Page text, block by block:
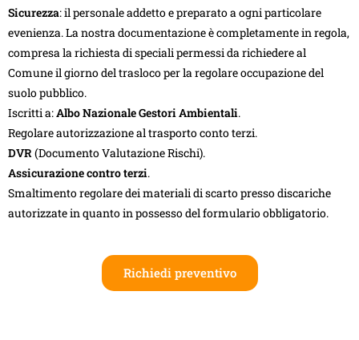
Sicurezza: il personale addetto e preparato a ogni particolare
evenienza. La nostra documentazione è completamente in regola,
compresa la richiesta di speciali permessi da richiedere al
Comune il giorno del trasloco per la regolare occupazione del
suolo pubblico.
Iscritti a:Albo Nazionale Gestori Ambientali.
Regolare autorizzazione al trasporto conto terzi.
DVR(Documento Valutazione Rischi).
Assicurazione contro terzi.
Smaltimento regolare dei materiali di scarto presso discariche
autorizzate in quanto in possesso del formulario obbligatorio.
Richiedi preventivo